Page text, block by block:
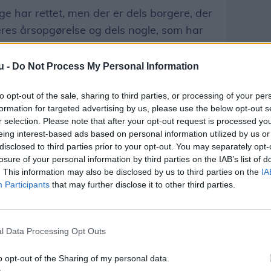
- Do Not Process My Personal Information
opt-out of the sale, sharing to third parties, or processing of your
for targeted advertising by us, please use the below opt-out
selection. Please note that after your opt-out request is processed
interest-based ads based on personal information utilized by us
to third parties prior to your opt-out. You may separately
of your personal information by third parties on the IAB’s list of
This information may also be disclosed by us to third parties on the
Participants that may further disclose it to other third parties.
Data Processing Opt Outs
opt-out of the Sharing of my personal data.
har rettet, men der er dels borgere, der
årsopgørelse og dels nogle, som har
vi klar på telefonerne, siger han.
gavnligt at ringe til Skattestyrelsen
har restskat og skal betale penge
til.
har en restskat, så kan vi hjælpe med,
næste år, siger Ulrick Junge.
han til, at man tjekker sin
retter den til med det samme.
tidspunkt ikke noget om, hvor mange
tilbage, men han fortæller, at